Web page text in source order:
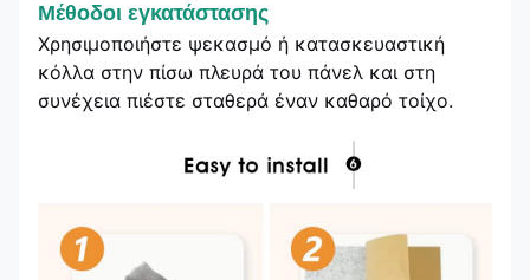
Μέθοδοι εγκατάστασης
Χρησιμοποιήστε ψεκασμό ή κατασκευαστική
κόλλα στην πίσω πλευρά του πάνελ και στη
συνέχεια πιέστε σταθερά έναν καθαρό τοίχο.